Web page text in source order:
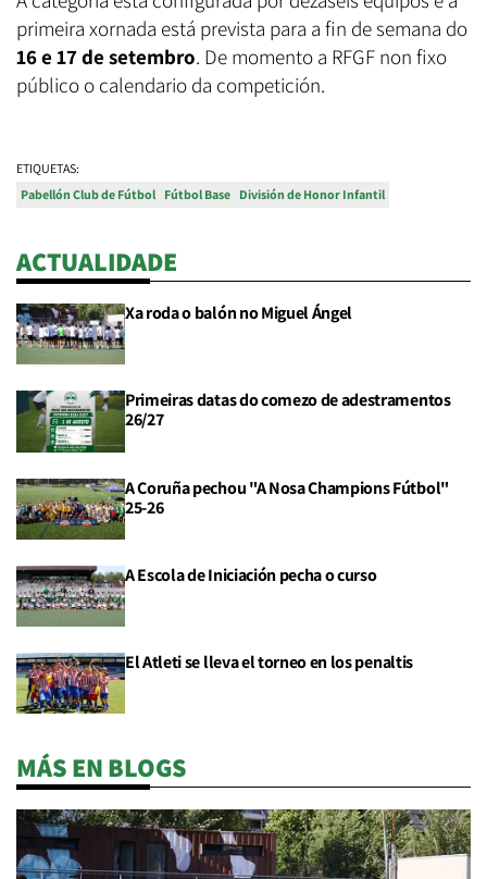
primeira xornada está prevista para a fin de semana do
16 e 17 de setembro. De momento a RFGF non fixo
público o calendario da competición.
ETIQUETAS:
Pabellón Club de Fútbol Fútbol Base División de Honor Infantil
ACTUALIDADE
Xa roda o balón no Miguel Ángel
Primeiras datas do comezo de adestramentos
26/27
A Coruña pechou "A Nosa Champions Fútbol"
25-26
A Escola de Iniciación pecha o curso
El Atleti se lleva el torneo en los penaltis
MÁS EN BLOGS